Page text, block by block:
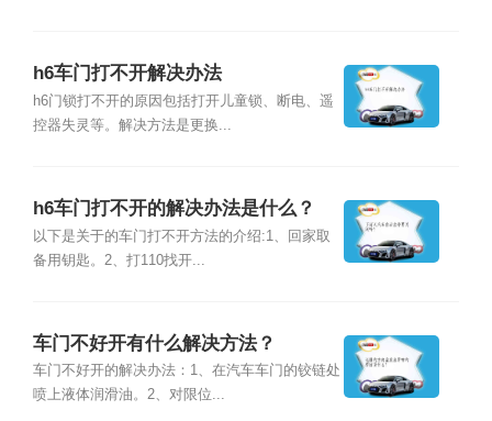
h6车门打不开解决办法
h6门锁打不开的原因包括打开儿童锁、断电、遥
控器失灵等。解决方法是更换...
h6车门打不开的解决办法是什么？
以下是关于的车门打不开方法的介绍:1、回家取
备用钥匙。2、打110找开...
车门不好开有什么解决方法？
车门不好开的解决办法：1、在汽车车门的铰链处
喷上液体润滑油。2、对限位...